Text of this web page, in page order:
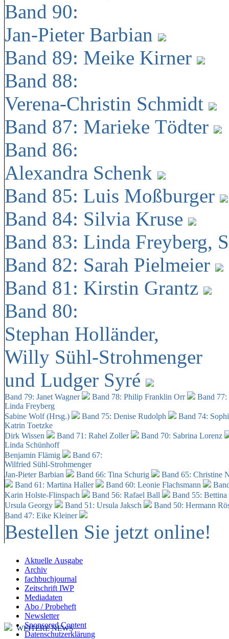
Band 90:
Jan-Pieter Barbian
Band 89: Meike Kirner
Band 88:
Verena-Christin Schmidt
Band 87: Marieke Tödter
Band 86:
Alexandra Schenk
Band 85: Luis Moßburger
Band 84: Silvia Kruse
Band 83: Linda Freyberg,
Band 82: Sarah Pielmeier
Band 81: Kirstin Grantz
Band 80:
Stephan Holländer,
Willy Sühl-Strohmenger
und Ludger Syré
Band 79: Janet Wagner Band 78: Philip Franklin Orr
Band
Linda Freyberg
Sabine Wolf (Hrsg.)
Band 75: Denise Rudolph
Band 74:
Katrin Toetzke
Dirk Wissen
Band 71: Rahel Zoller
Band 70: Sabrina Lorenz
Linda Schünhoff
Benjamin Flämig
Band 67:
Wilfried Sühl-Strohmenger
Jan-Pieter Barbian
Band 66: Tina Schurig
Band 65: Christine
Band 61: Martina Haller
Band 60: Leonie Flachsmann
Karin Holste-Flinspach
Band 56: Rafael Ball
Band 55:
Ursula Georgy
Band 51: Ursula Jaksch Band 50: Hermann
Band 47: Eike Kleiner
Bestellen Sie jetzt online!
Aktuelle Ausgabe
Archiv
fachbuchjournal
Zeitschrift IWP
Mediadaten
Abo / Probeheft
Newsletter
Sponsored Content
Datenschutzerklärung
WEITERE NEWS